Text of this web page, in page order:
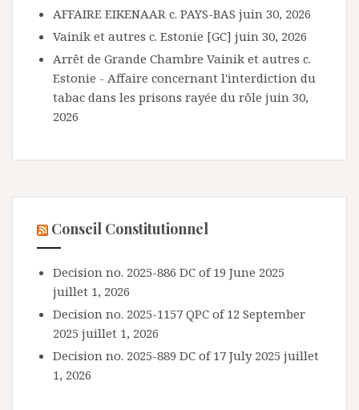
AFFAIRE EIKENAAR c. PAYS-BAS juin 30, 2026
Vainik et autres c. Estonie [GC] juin 30, 2026
Arrêt de Grande Chambre Vainik et autres c.
Estonie - Affaire concernant l'interdiction du
tabac dans les prisons rayée du rôle juin 30,
2026
Conseil Constitutionnel
Decision no. 2025-886 DC of 19 June 2025
juillet 1, 2026
Decision no. 2025-1157 QPC of 12 September
2025 juillet 1, 2026
Decision no. 2025-889 DC of 17 July 2025 juillet
1, 2026